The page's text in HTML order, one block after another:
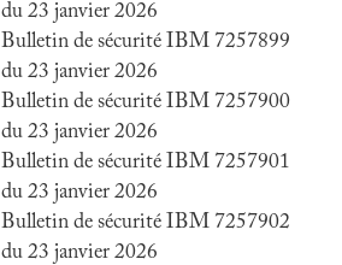
du 23 janvier 2026
Bulletin de sécurité IBM 7257899
du 23 janvier 2026
Bulletin de sécurité IBM 7257900
du 23 janvier 2026
Bulletin de sécurité IBM 7257901
du 23 janvier 2026
Bulletin de sécurité IBM 7257902
du 23 janvier 2026